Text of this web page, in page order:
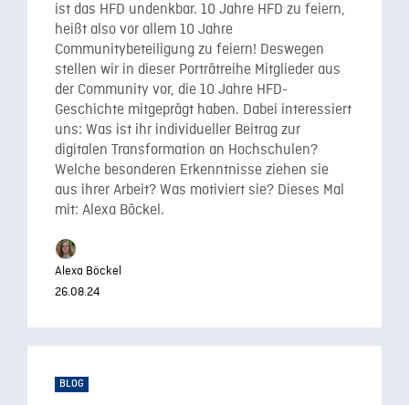
ist das HFD undenkbar. 10 Jahre HFD zu feiern,
heißt also vor allem 10 Jahre
Communitybeteiligung zu feiern! Deswegen
stellen wir in dieser Porträtreihe Mitglieder aus
der Community vor, die 10 Jahre HFD-
Geschichte mitgeprägt haben. Dabei interessiert
uns: Was ist ihr individueller Beitrag zur
digitalen Transformation an Hochschulen?
Welche besonderen Erkenntnisse ziehen sie
aus ihrer Arbeit? Was motiviert sie? Dieses Mal
mit: Alexa Böckel.
Alexa Böckel
26.08.24
BLOG